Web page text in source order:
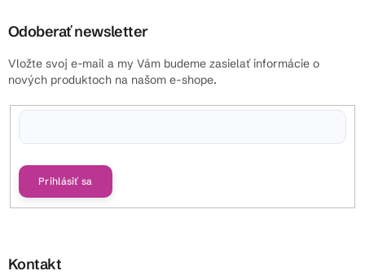
Odoberať newsletter
Vložte svoj e-mail a my Vám budeme zasielať informácie o
nových produktoch na našom e-shope.
Prihlásiť sa
Kontakt